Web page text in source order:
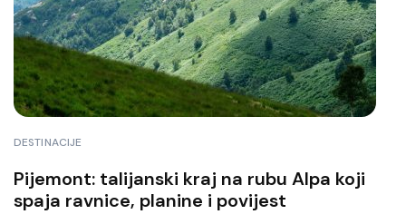
DESTINACIJE
Pijemont: talijanski kraj na rubu Alpa koji
spaja ravnice, planine i povijest